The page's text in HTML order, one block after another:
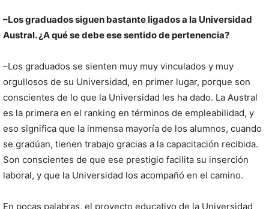
–Los graduados siguen bastante ligados a la Universidad
Austral. ¿A qué se debe ese sentido de pertenencia?
–Los graduados se sienten muy muy vinculados y muy
orgullosos de su Universidad, en primer lugar, porque son
conscientes de lo que la Universidad les ha dado. La Austral
es la primera en el ranking en términos de empleabilidad, y
eso significa que la inmensa mayoría de los alumnos, cuando
se gradúan, tienen trabajo gracias a la capacitación recibida.
Son conscientes de que ese prestigio facilita su inserción
laboral, y que la Universidad los acompañó en el camino.
En pocas palabras, el proyecto educativo de la Universidad